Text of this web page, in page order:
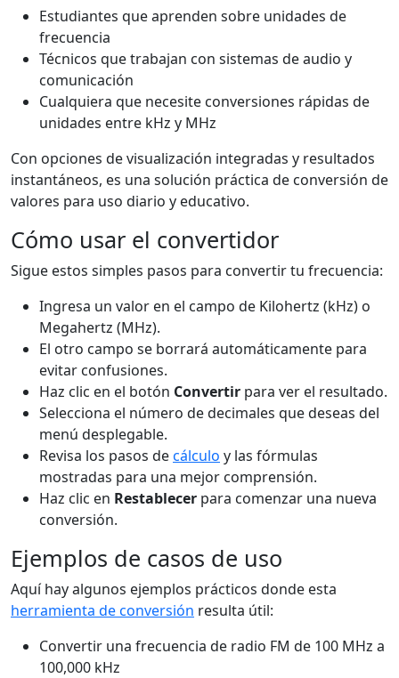
Estudiantes que aprenden sobre unidades de
frecuencia
Técnicos que trabajan con sistemas de audio y
comunicación
Cualquiera que necesite conversiones rápidas de
unidades entre kHz y MHz
Con opciones de visualización integradas y resultados
instantáneos, es una solución práctica de conversión de
valores para uso diario y educativo.
Cómo usar el convertidor
Sigue estos simples pasos para convertir tu frecuencia:
Ingresa un valor en el campo de Kilohertz (kHz) o
Megahertz (MHz).
El otro campo se borrará automáticamente para
evitar confusiones.
Haz clic en el botón Convertir para ver el resultado.
Selecciona el número de decimales que deseas del
menú desplegable.
Revisa los pasos decálculo y las fórmulas
mostradas para una mejor comprensión.
Haz clic en Restablecer para comenzar una nueva
conversión.
Ejemplos de casos de uso
Aquí hay algunos ejemplos prácticos donde esta
herramienta de conversión resulta útil:
Convertir una frecuencia de radio FM de 100 MHz a
100,000 kHz